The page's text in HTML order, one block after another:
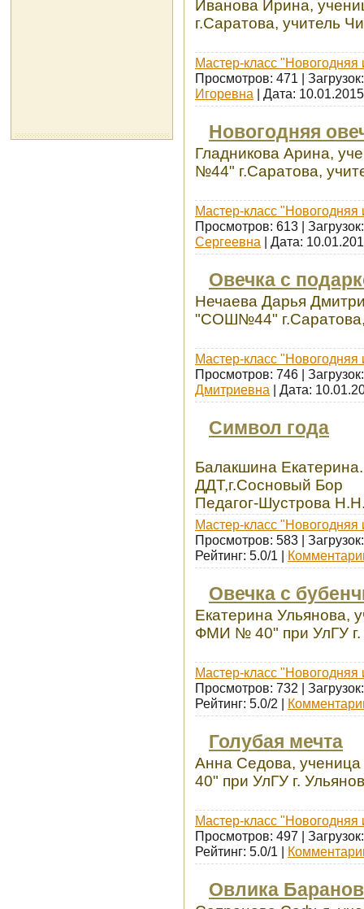
Иванова Ирина,
г.Саратова, учитель
Мастер-класс
Просмотров: 471 |
Игоревна | Дата: 10.01.2015
Новогодняя
Гладникова Арина,
№44" г.Саратова,
Мастер-класс
Просмотров: 613 |
Сергеевна | Дата:
Овечка с
Нечаева Дарья
"СОШ№44"
Мастер-класс
Просмотров: 746 |
Дмитриевна | Дата:
Символ года
Балакшина
ДДТ,г.Сосновый Бор
Педагог-Шустрова
Мастер-класс
Просмотров: 583 |
Рейтинг: 5.0/1 |
Овечка с
Екатерина Ульянова,
ФМИ № 40" при УлГУ г.
Мастер-класс
Просмотров: 732 |
Рейтинг: 5.0/2 |
Голубая мечта
Анна Седова,
40" при УлГУ г.
Мастер-класс
Просмотров: 497 |
Рейтинг: 5.0/1 |
Овлика